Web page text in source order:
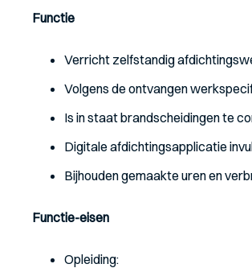
Functie
Verricht zelfstandig
Volgens de ontvangen
Is in staat brandscheidingen te
Digitale afdichtingsapplicatie
Bijhouden gemaakte uren en
Functie-eisen
Opleiding: